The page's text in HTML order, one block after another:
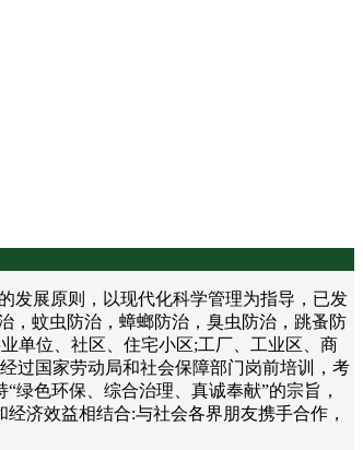
发展原则，以现代化科学管理为指导，已发
，蚊虫防治，蟑螂防治，臭虫防治，跳蚤防
单位、社区、住宅小区;工厂、工业区、商
过国家劳动局和社会保障部门岗前培训，考
色环保、综合治理、真诚奉献”的宗旨，
济效益相结合:与社会各界朋友携手合作，